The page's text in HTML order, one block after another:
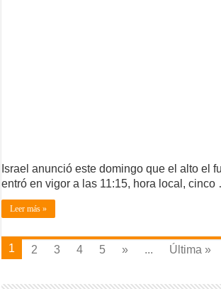
Israel anunció este domingo que el alto el
entró en vigor a las 11:15, hora local, cinco
Leer más »
1 2 3 4 5 » ... Última »